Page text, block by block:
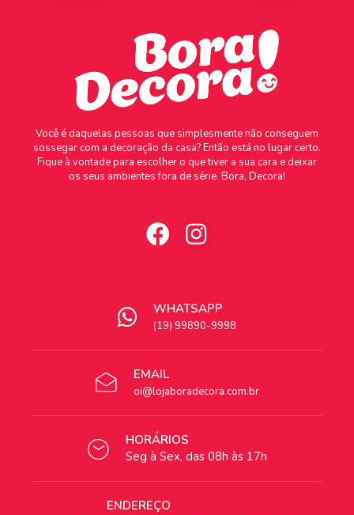
Você é daquelas pessoas que simplesmente não conseguem
sossegar com a decoração da casa? Então está no lugar certo.
Fique à vontade para escolher o que tiver a sua cara e deixar
os seus ambientes fora de série. Bora, Decora!
WHATSAPP
(19) 99890-9998
EMAIL
oi@lojaboradecora.com.br
HORÁRIOS
Seg à Sex, das 08h às 17h
ENDEREÇO